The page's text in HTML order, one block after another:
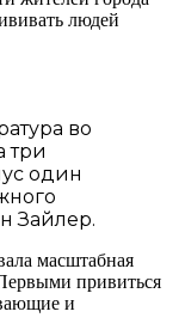
людей
во
три
один
Зайлер.
масштабная
привиться
и